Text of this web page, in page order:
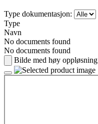
Type dokumentasjon:
Type
Navn
No documents found
No documents found
Bilde med høy oppløsning